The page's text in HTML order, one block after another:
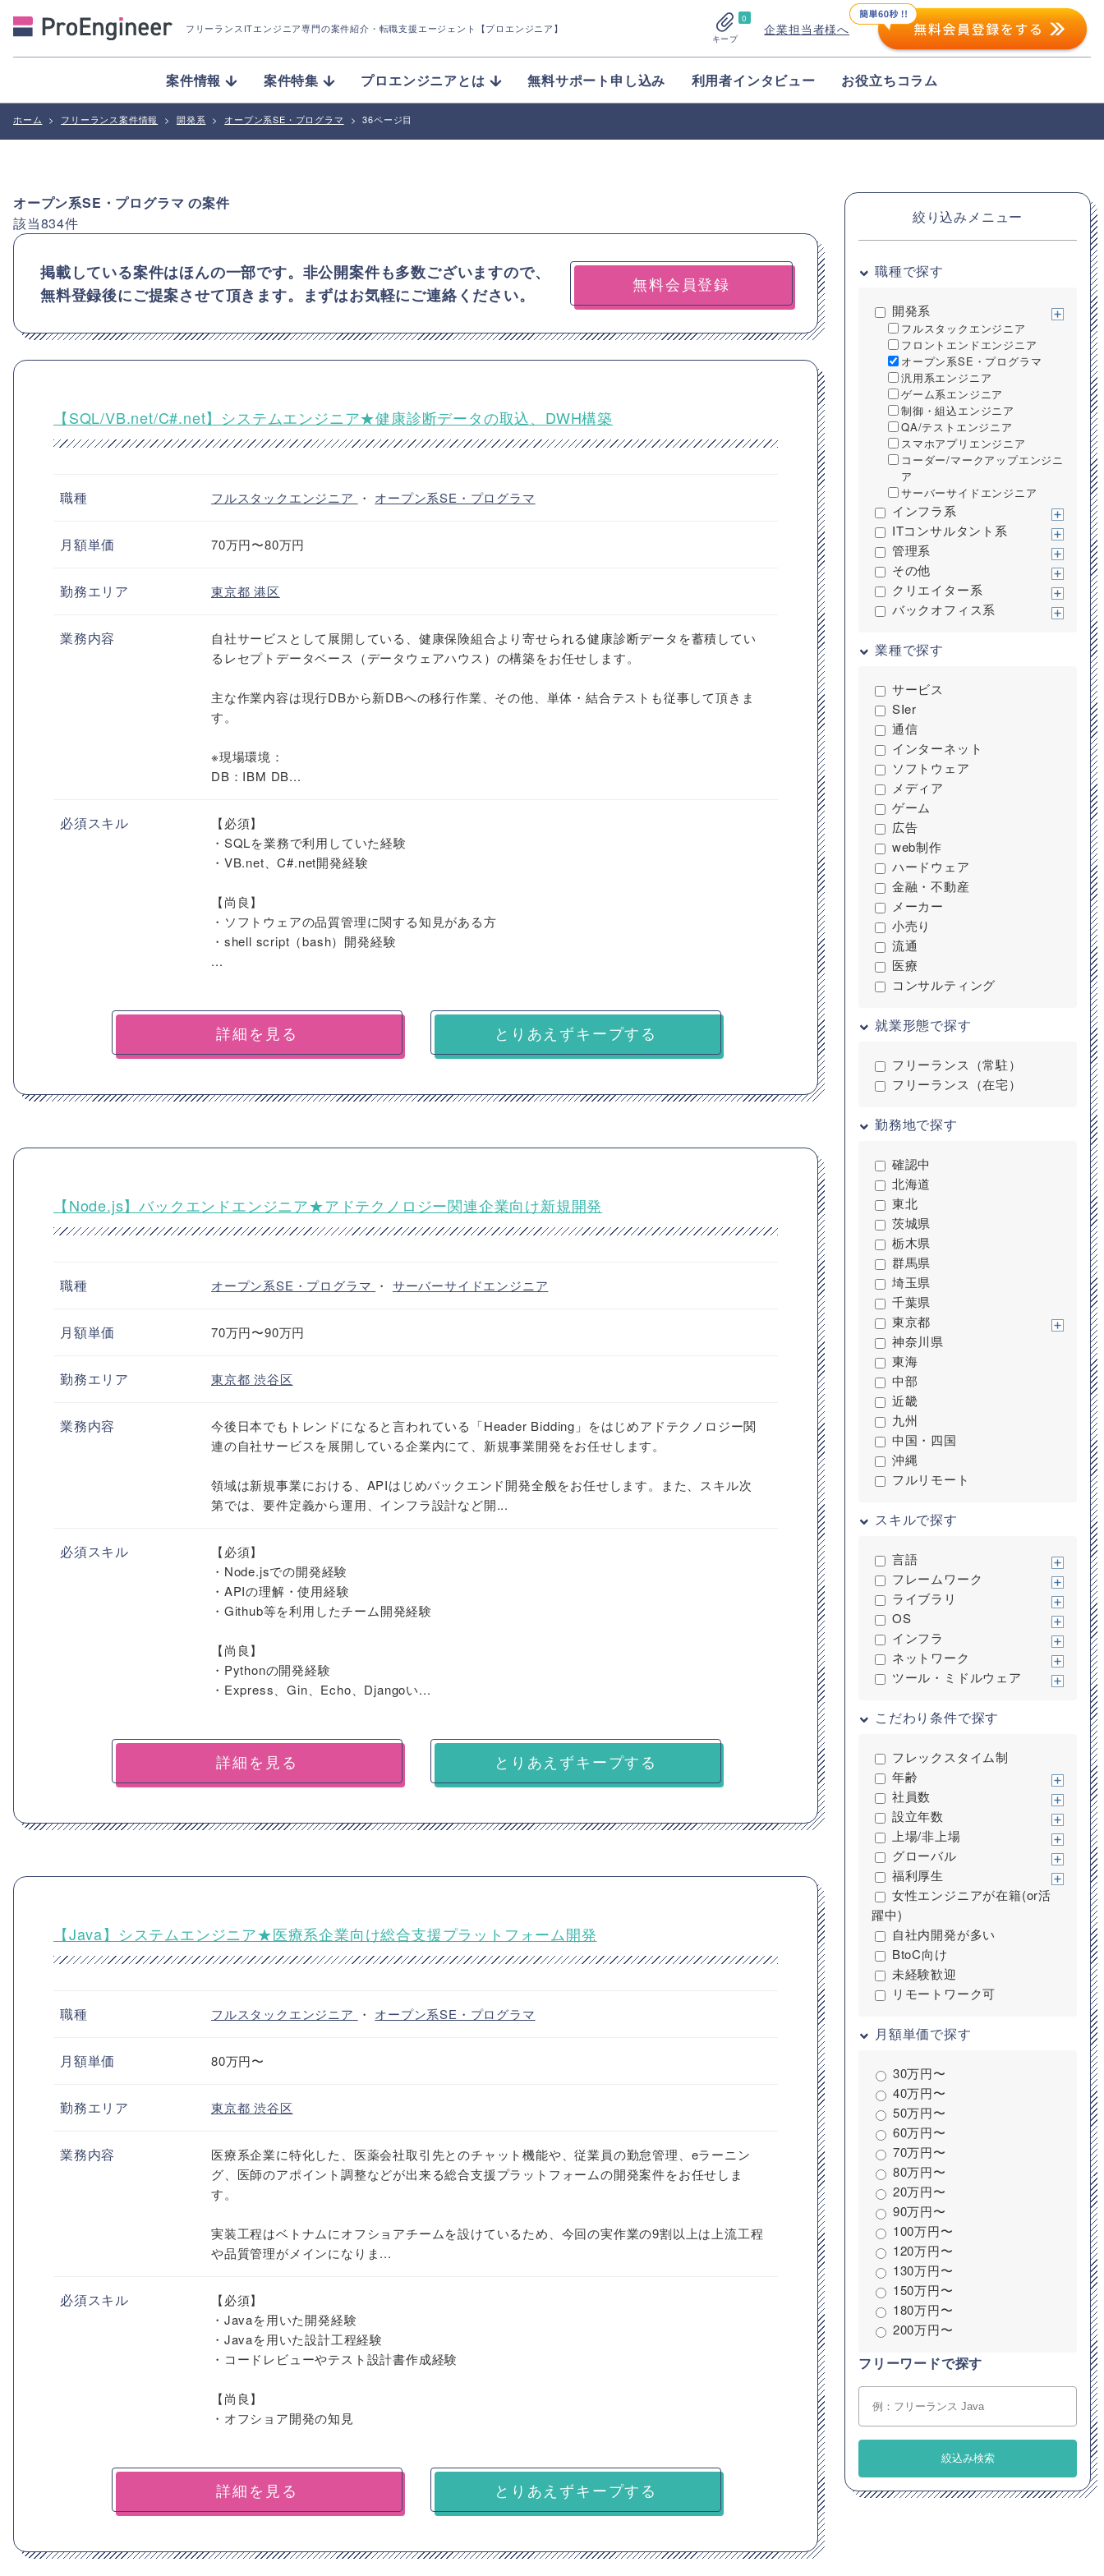
フリーランスITエンジニア専門の案件紹介 ・転職支援エージェント【プロエンジニア】
0
キープ
企業担当者様へ
案件情報 案件特集 プロエンジニアとは 無料サポート申し込み 利用者インタビュー お役立ちコラム
ホーム > フリーランス案件情報 > 開発系 > オープン系SE・プログラマ > 36ページ目
オープン系SE・プログラマの案件
該当834件
掲載している案件はほんの一部です。非公開案件も多数ございますので、
無料登録後にご提案させて頂きます。まずはお気軽にご連絡ください。
無料会員登録
【SQL/VB.net/C#.net】システムエンジニア★健康診断データの取込、DWH構築
職種 フルスタックエンジニア ・ オープン系SE・プログラマ
月額単価 70万円〜80万円
勤務エリア 東京都港区
業務内容
自社サービスとして展開している、健康保険組合より寄せられる健康診断データを蓄積してい
るレセプトデータベース（データウェアハウス）の構築をお任せします。
主な作業内容は現行DBから新DBへの移行作業、その他、単体・結合テストも従事して頂きま
す。
※現場環境：
DB：IBM DB...
必須スキル
【必須】
・SQLを業務で利用していた経験
・VB.net、C#.net開発経験
【尚良】
・ソフトウェアの品質管理に関する知見がある方
・shell script（bash）開発経験
...
詳細を見る とりあえずキープする
【Node.js】バックエンドエンジニア★アドテクノロジー関連企業向け新規開発
職種 オープン系SE・プログラマ ・ サーバーサイドエンジニア
月額単価 70万円〜90万円
勤務エリア 東京都渋谷区
業務内容
今後日本でもトレンドになると言われている「Header Bidding」をはじめアドテクノロジー関
連の自社サービスを展開している企業内にて、新規事業開発をお任せします。
領域は新規事業における、APIはじめバックエンド開発全般をお任せします。また、スキル次
第では、要件定義から運用、インフラ設計など開...
必須スキル
【必須】
・Node.jsでの開発経験
・APIの理解・使用経験
・Github等を利用したチーム開発経験
【尚良】
・Pythonの開発経験
・Express、Gin、Echo、Djangoい...
詳細を見る とりあえずキープする
【Java】システムエンジニア★医療系企業向け総合支援プラットフォーム開発
職種 フルスタックエンジニア ・ オープン系SE・プログラマ
月額単価 80万円〜
勤務エリア 東京都渋谷区
業務内容
医療系企業に特化した、医薬会社取引先とのチャット機能や、従業員の勤怠管理、eラーニン
グ、医師のアポイント調整などが出来る総合支援プラットフォームの開発案件をお任せしま
す。
実装工程はベトナムにオフショアチームを設けているため、今回の実作業の9割以上は上流工程
や品質管理がメインになりま...
必須スキル
【必須】
・Javaを用いた開発経験
・Javaを用いた設計工程経験
・コードレビューやテスト設計書作成経験
【尚良】
・オフショア開発の知見
詳細を見る とりあえずキープする
絞り込みメニュー
職種で探す
開発系
フルスタックエンジニア
フロントエンドエンジニア
オープン系SE・プログラマ
汎用系エンジニア
ゲーム系エンジニア
制御・組込エンジニア
QA/テストエンジニア
スマホアプリエンジニア
コーダー/マークアップエンジニ
ア
サーバーサイドエンジニア
インフラ系
ITコンサルタント系
管理系
その他
クリエイター系
バックオフィス系
業種で探す
サービス
SIer
通信
インターネット
ソフトウェア
メディア
ゲーム
広告
web制作
ハードウェア
金融・不動産
メーカー
小売り
流通
医療
コンサルティング
就業形態で探す
フリーランス（常駐）
フリーランス（在宅）
勤務地で探す
確認中
北海道
東北
茨城県
栃木県
群馬県
埼玉県
千葉県
東京都
神奈川県
東海
中部
近畿
九州
中国・四国
沖縄
フルリモート
スキルで探す
言語
フレームワーク
ライブラリ
OS
インフラ
ネットワーク
ツール・ミドルウェア
こだわり条件で探す
フレックスタイム制
年齢
社員数
設立年数
上場/非上場
グローバル
福利厚生
女性エンジニアが在籍(or活
躍中)
自社内開発が多い
BtoC向け
未経験歓迎
リモートワーク可
月額単価で探す
30万円〜
40万円〜
50万円〜
60万円〜
70万円〜
80万円〜
20万円〜
90万円〜
100万円〜
120万円〜
130万円〜
150万円〜
180万円〜
200万円〜
フリーワードで探す